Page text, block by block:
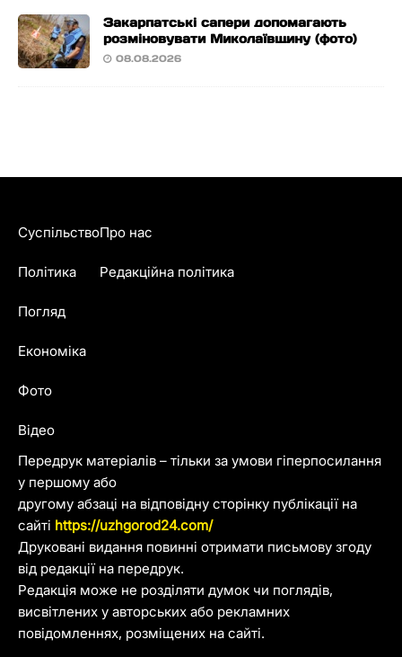
Закарпатські сапери допомагають
розміновувати Миколаївщину (фото)
08.08.2026
Передрук матеріалів – тільки за умови гіперпосилання
у першому або
другому абзаці на відповідну сторінку публікації на
сайті https://uzhgorod24.com/
Друковані видання повинні отримати письмову згоду
від редакції на передрук.
Редакція може не розділяти думок чи поглядів,
висвітлених у авторських або рекламних
повідомленнях, розміщених на сайті.
Суспільство
Політика
Погляд
Економіка
Фото
Відео
Про нас
Редакційна політика